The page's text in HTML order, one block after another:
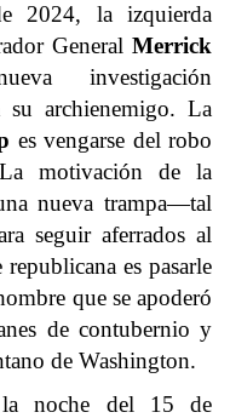
2024, la izquierda
General Merrick
investigación
su archienemigo. La
es vengarse del robo
motivación de la
nueva trampa—tal
seguir aferrados al
es pasarle
que se apoderó
de contubernio y
de Washington.
noche del 15 de